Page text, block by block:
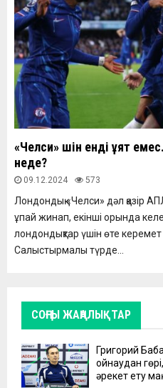
«Челси» үшін енді ұят
неде?
09.12.2024 573
Лондондық «Челси» дәл қазір
ұпай жинап, екінші орында
лондондықтар үшін өте
Салыстырмалы түрде...
СОҢҒЫ ЖАҢАЛЫҚТАР
Григорий
ойнаудан
әрекет ету